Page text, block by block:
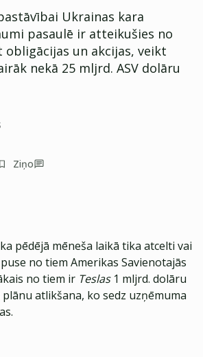
Ukrainas kara
pasaulē ir atteikušies no
un akcijas, veikt
nekā 25 mljrd. ASV dolāru
Ziņo
pēdējā mēneša laikā tika atcelti vai
no tiem Amerikas Savienotajās
no tiem ir Teslas1 mljrd. dolāru
atlikšana, ko sedz uzņēmuma